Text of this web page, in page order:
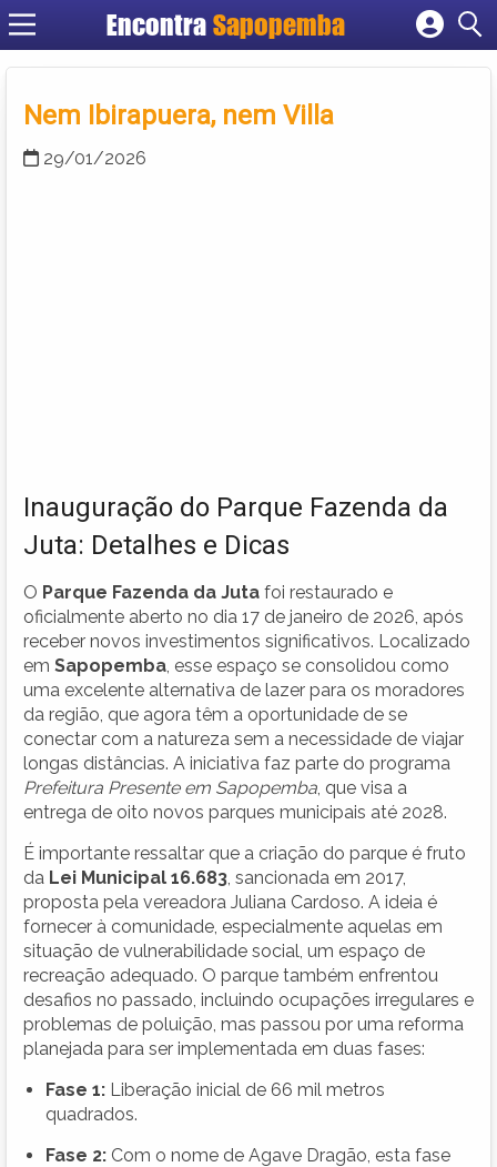
Encontra Sapopemba
Cadastrar empresa
Criar conta
Nem Ibirapuera, nem Villa
29/01/2026
Inauguração do Parque Fazenda da
Juta: Detalhes e Dicas
O Parque Fazenda da Juta foi restaurado e
oficialmente aberto no dia 17 de janeiro de 2026, após
receber novos investimentos significativos. Localizado
em Sapopemba , esse espaço se consolidou como
uma excelente alternativa de lazer para os moradores
da região, que agora têm a oportunidade de se
conectar com a natureza sem a necessidade de viajar
longas distâncias. A iniciativa faz parte do programa
Prefeitura Presente em Sapopemba , que visa a
entrega de oito novos parques municipais até 2028.
É importante ressaltar que a criação do parque é fruto
da Lei Municipal 16.683 , sancionada em 2017,
proposta pela vereadora Juliana Cardoso. A ideia é
fornecer à comunidade, especialmente aquelas em
situação de vulnerabilidade social, um espaço de
recreação adequado. O parque também enfrentou
desafios no passado, incluindo ocupações irregulares e
problemas de poluição, mas passou por uma reforma
planejada para ser implementada em duas fases:
Fase 1: Liberação inicial de 66 mil metros
quadrados.
Fase 2: Com o nome de Agave Dragão, esta fase